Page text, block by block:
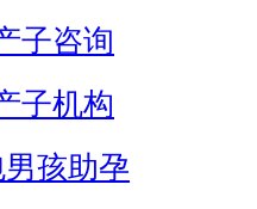
子咨询
子机构
孩助孕